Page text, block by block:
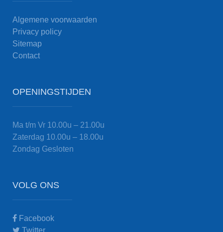
Algemene voorwaarden
Privacy policy
Sitemap
Contact
OPENINGSTIJDEN
Ma t/m Vr 10.00u – 21.00u
Zaterdag 10.00u – 18.00u
Zondag Gesloten
VOLG ONS
Facebook
Twitter